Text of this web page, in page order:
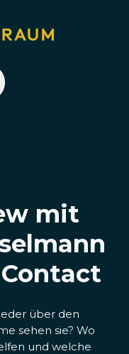
mit
über den
sehen sie? Wo
und welche